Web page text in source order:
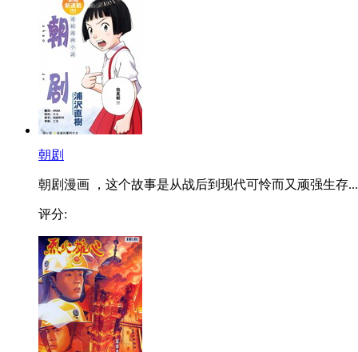
朝剧
朝剧漫画 ，这个故事是从战后到现代可怜而又顽强生存...
评分: